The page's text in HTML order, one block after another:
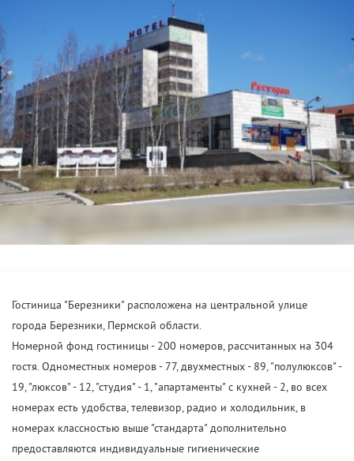
Гостиница "Березники" расположена на центральной улице
города Березники, Пермской области.
Номерной фонд гостиницы - 200 номеров, рассчитанных на 304
гостя. Одноместных номеров - 77, двухместных - 89, "полулюксов" -
19, "люксов" - 12, "студия" - 1, "апартаменты" с кухней - 2, во всех
номерах есть удобства, телевизор, радио и холодильник, в
номерах классностью выше "стандарта" дополнительно
предоставляются индивидуальные гигиенические